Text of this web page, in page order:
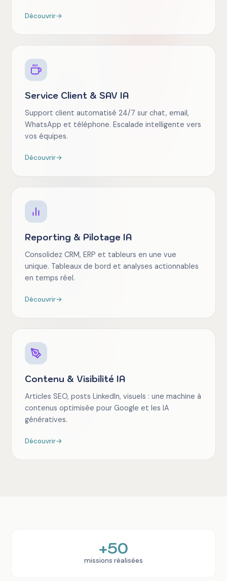
Découvrir→
Service Client & SAV IA
Support client automatisé 24/7 sur chat, email,
WhatsApp et téléphone. Escalade intelligente vers
vos équipes.
Découvrir→
Reporting & Pilotage IA
Consolidez CRM, ERP et tableurs en une vue
unique. Tableaux de bord et analyses actionnables
en temps réel.
Découvrir→
Contenu & Visibilité IA
Articles SEO, posts LinkedIn, visuels : une machine à
contenus optimisée pour Google et les IA
génératives.
Découvrir→
+50
missions réalisées